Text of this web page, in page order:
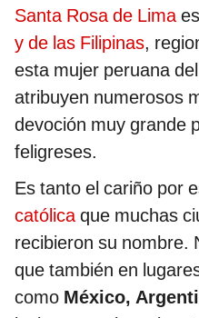
Santa Rosa de Lima
y de las Filipinas,
esta mujer peruana
atribuyen numerosos
devoción muy grande
feligreses.
Es tanto el cariño por
católicaque muchas
recibieron su nombre.
que también en
como México,